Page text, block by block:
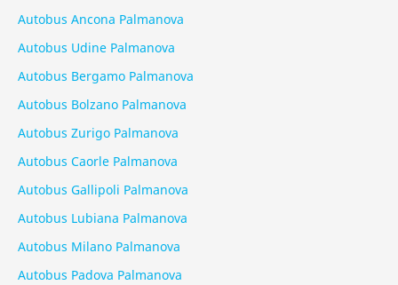
Autobus Ancona Palmanova
Autobus Udine Palmanova
Autobus Bergamo Palmanova
Autobus Bolzano Palmanova
Autobus Zurigo Palmanova
Autobus Caorle Palmanova
Autobus Gallipoli Palmanova
Autobus Lubiana Palmanova
Autobus Milano Palmanova
Autobus Padova Palmanova